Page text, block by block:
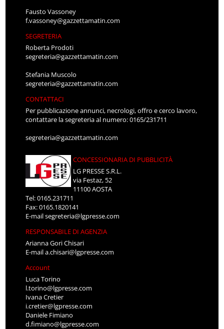
Fausto Vassoney
f.vassoney@gazzettamatin.com
SEGRETERIA
Roberta Prodoti
segreteria@gazzettamatin.com
Stefania Muscolo
segreteria@gazzettamatin.com
CONTATTACI
Per pubblicazione annunci, necrologi, offro e cerco lavoro,
contattare la segreteria al numero: 0165/231711
segreteria@gazzettamatin.com
CONCESSIONARIA DI PUBBLICITÀ
LG PRESSE S.R.L.
via Festaz, 52
11100 AOSTA
Tel: 0165.231711
Fax: 0165.1820141
E-mailsegreteria@lgpresse.com
RESPONSABILE DI AGENZIA
Arianna Gori Chisari
E-maila.chisari@lgpresse.com
Account
Luca Torino
l.torino@lgpresse.com
Ivana Cretier
i.cretier@lgpresse.com
Daniele Fimiano
d.fimiano@lgpresse.com